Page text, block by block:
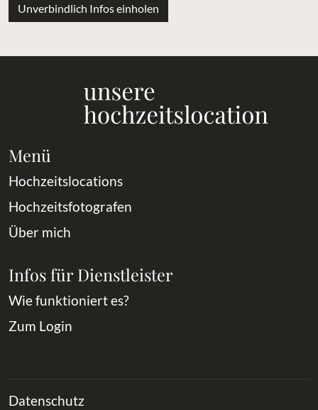
Unverbindlich Infos einholen
Menü
Hochzeitslocations
Hochzeitsfotografen
Über mich
Infos für Dienstleister
Wie funktioniert es?
Zum Login
Datenschutz